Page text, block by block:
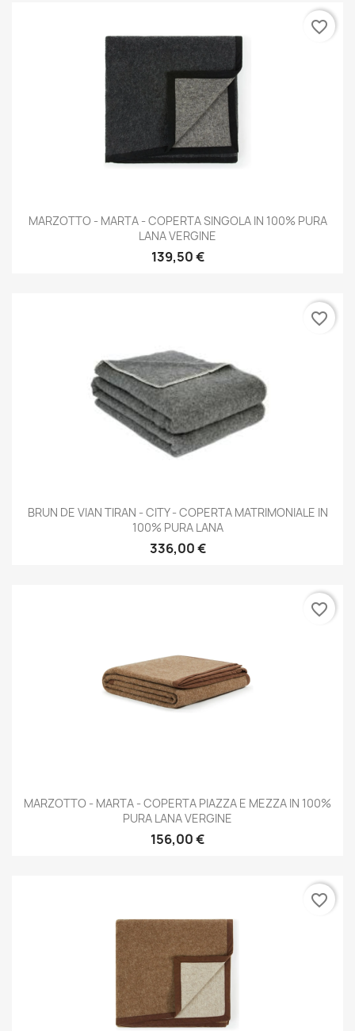
MARZOTTO - MARTA - COPERTA SINGOLA IN 100% PURA
LANA VERGINE
139,50 €
favorite_border
BRUN DE VIAN TIRAN - CITY - COPERTA MATRIMONIALE IN
100% PURA LANA
336,00 €
favorite_border
MARZOTTO - MARTA - COPERTA PIAZZA E MEZZA IN 100%
PURA LANA VERGINE
156,00 €
favorite_border
favorite_border